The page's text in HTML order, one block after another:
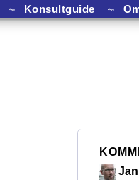
⏦ Konsultguide ⏦